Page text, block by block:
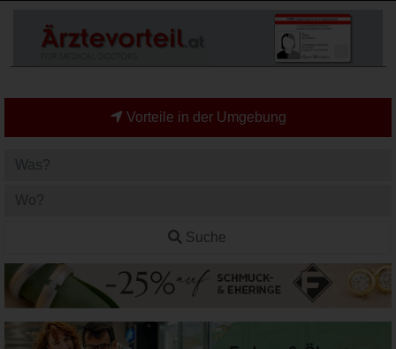
Vorteile in der Umgebung
Suche